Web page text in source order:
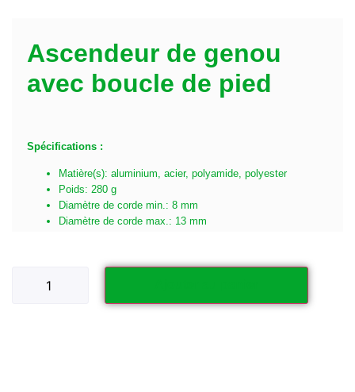
Ascendeur de genou
avec boucle de pied
Spécifications :
Matière(s): aluminium, acier, polyamide, polyester
Poids: 280 g
Diamètre de corde min.: 8 mm
Diamètre de corde max.: 13 mm